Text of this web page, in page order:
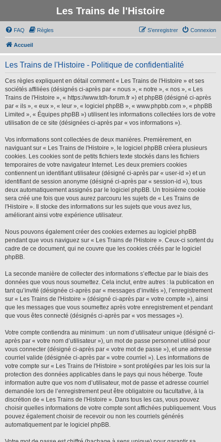
Les Trains de l'Histoire
FAQ Règles Connexion
S’enregistrer
Accueil
Les Trains de l'Histoire - Politique de confidentialité
Ces règles expliquent en détail comment « Les Trains de l'Histoire » et ses
sociétés affiliées (désignés ci-après par « nous », « notre », « nos », « Les
Trains de l'Histoire », « https://www.tdh-forum.fr ») et phpBB (désigné ci-après
par « ils », « eux », « leur », « logiciel phpBB », « www.phpbb.com », « phpBB
Limited », « Équipes phpBB ») utilisent les informations collectées lors de votre
utilisation de ce site (désignées ci-après par « vos informations »).
Vos informations sont collectées de deux manières. Premièrement, en
naviguant sur « Les Trains de l'Histoire », le logiciel phpBB créera plusieurs
cookies. Les cookies sont de petits fichiers texte stockés dans les fichiers
temporaires de votre navigateur Internet. Les deux premiers cookies
contiennent un identifiant utilisateur (désigné ci-après par « user-id ») et un
identifiant de session anonyme (désigné ci-après par « session-id »), tous
deux automatiquement assignés par le logiciel phpBB. Un troisième cookie
sera créé une fois que vous aurez parcouru les sujets de « Les Trains de
l'Histoire ». Il stocke des informations sur les sujets que vous avez lus,
améliorant ainsi votre expérience utilisateur.
Nous pouvons également créer des cookies externes au logiciel phpBB
pendant que vous naviguez sur « Les Trains de l'Histoire ». Ceux-ci sortent du
cadre de ce document, qui ne couvre que les cookies créés par le logiciel
phpBB.
La seconde manière de collecter des informations s’effectue par le biais des
données que vous nous soumettez. Cela inclut, entre autres : la publication en
tant qu’invité (désignée ci-après par « messages d’invités »), l’enregistrement
sur « Les Trains de l'Histoire » (désigné ci-après par « votre compte »), ainsi
que les messages que vous soumettez après votre enregistrement et pendant
que vous êtes connecté (désignés ci-après par « vos messages »).
Votre compte contiendra au minimum : un nom d’utilisateur unique (désigné ci-
après par « votre nom d’utilisateur »), un mot de passe personnel utilisé pour
vous connecter (désigné ci-après par « votre mot de passe »), et une adresse
courriel valide (désignée ci-après par « votre courriel »). Les informations de
votre compte sur « Les Trains de l'Histoire » sont protégées par les lois sur la
protection des données applicables dans le pays qui nous héberge. Toute
information autre que vos nom d’utilisateur, mot de passe et adresse courriel
demandée lors de l’enregistrement peut être obligatoire ou facultative, à la
discrétion de « Les Trains de l'Histoire ». Dans tous les cas, vous pouvez
choisir quelles informations de votre compte sont affichées publiquement. Vous
pouvez également choisir de recevoir ou non les courriels générés
automatiquement par le logiciel phpBB.